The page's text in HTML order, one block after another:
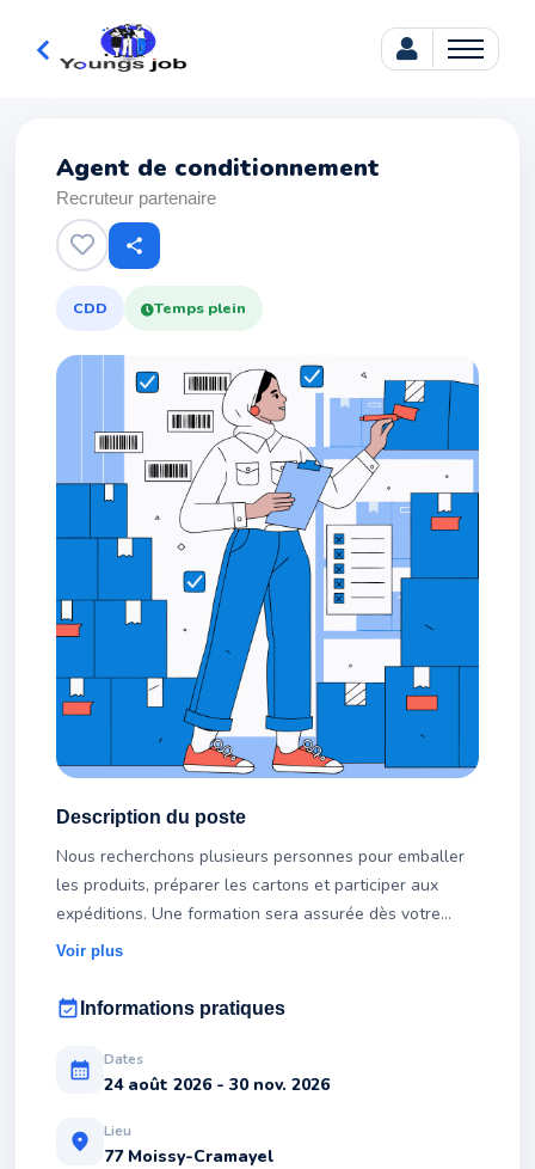
Agent de conditionnement
Recruteur partenaire
share
CDD Temps plein
Description du poste
Nous recherchons plusieurs personnes pour emballer
les produits, préparer les cartons et participer aux
expéditions. Une formation sera assurée dès votre
arrivée.
Voir plus
event_available Informations pratiques
calendar_month Dates
24 août 2026 - 30 nov. 2026
location_on Lieu
77 Moissy-Cramayel